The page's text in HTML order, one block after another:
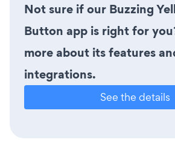
Not sure if our Buzzing
Button app is right for
more about its features
integrations.
See the details